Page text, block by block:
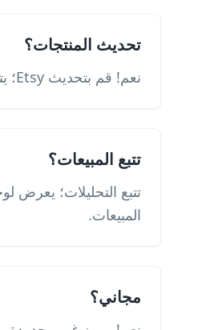
تحديث المنتجات؟
نعم! قم بتحديث Etsy؛ يتبع رمز QR.
تتبع المبيعات؟
المبيعات.
مجاني؟